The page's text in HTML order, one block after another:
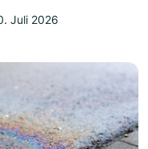
Juli 2026